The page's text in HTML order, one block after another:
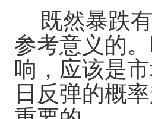
既然暴跌有
参考意义的
响，应该是
日反弹的概